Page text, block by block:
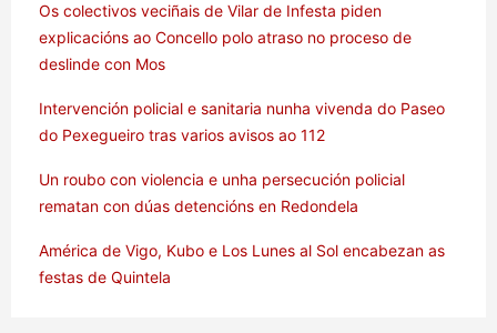
Os colectivos veciñais de Vilar de Infesta piden
explicacións ao Concello polo atraso no proceso de
deslinde con Mos
Intervención policial e sanitaria nunha vivenda do Paseo
do Pexegueiro tras varios avisos ao 112
Un roubo con violencia e unha persecución policial
rematan con dúas detencións en Redondela
América de Vigo, Kubo e Los Lunes al Sol encabezan as
festas de Quintela